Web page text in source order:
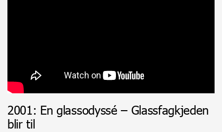
2001: En glassodyssé – Glassfagkjeden
blir til